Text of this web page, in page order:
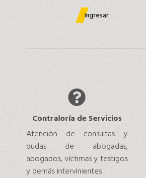
Ingresar
Contraloría de Servicios
Atención de consultas y
dudas de abogadas,
abogados, víctimas y testigos
y demás intervinientes